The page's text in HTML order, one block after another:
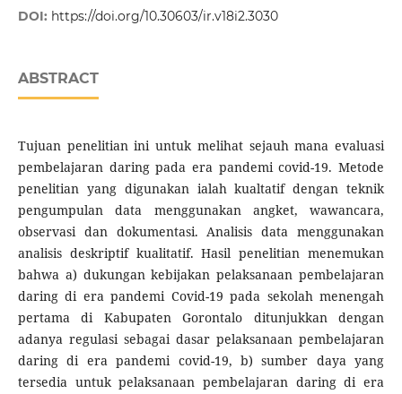
DOI: https://doi.org/10.30603/ir.v18i2.3030
ABSTRACT
Tujuan penelitian ini untuk melihat sejauh mana evaluasi
pembelajaran daring pada era pandemi covid-19. Metode
penelitian yang digunakan ialah kualtatif dengan teknik
pengumpulan data menggunakan angket, wawancara,
observasi dan dokumentasi. Analisis data menggunakan
analisis deskriptif kualitatif. Hasil penelitian menemukan
bahwa a) dukungan kebijakan pelaksanaan pembelajaran
daring di era pandemi Covid-19 pada sekolah menengah
pertama di Kabupaten Gorontalo ditunjukkan dengan
adanya regulasi sebagai dasar pelaksanaan pembelajaran
daring di era pandemi covid-19, b) sumber daya yang
tersedia untuk pelaksanaan pembelajaran daring di era